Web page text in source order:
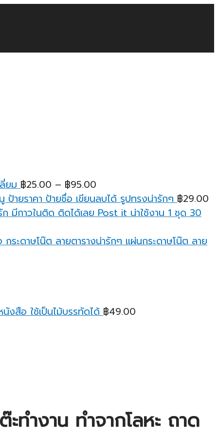
ยม ฿25.00 – ฿95.00
range:
฿25.00
฿95.00
ป้ายราคา ป้ายชื่อ เขียนลบได้ รูปทรงน่ารักๆ ฿29.00
มีกาวในติด ติดได้เลย Post it น่าใช้งาน 1 ชุด 30
กระดาษโน๊ต ลายตารางน่ารักๆ แผ่นกระดาษโน๊ต ลาย
สือ ใช้เป็นไม้บรรทัดได้ ฿49.00
ทำงาน ทำจากโลหะ ถาด